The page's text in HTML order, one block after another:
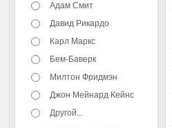
Адам Смит
Давид Рикардо
Карл Маркс
Бем-Баверк
Милтон Фридмэн
Джон Мейнард Кейнс
Другой...